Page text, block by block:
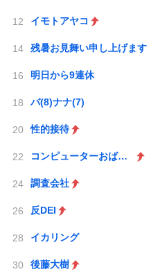
イモトアヤコ
残暑お見舞い申し上げます
明日から9連休
バ(8)ナナ(7)
性的接待
コンピューターおばあちゃん
調査会社
反DEI
イカリング
後藤大樹